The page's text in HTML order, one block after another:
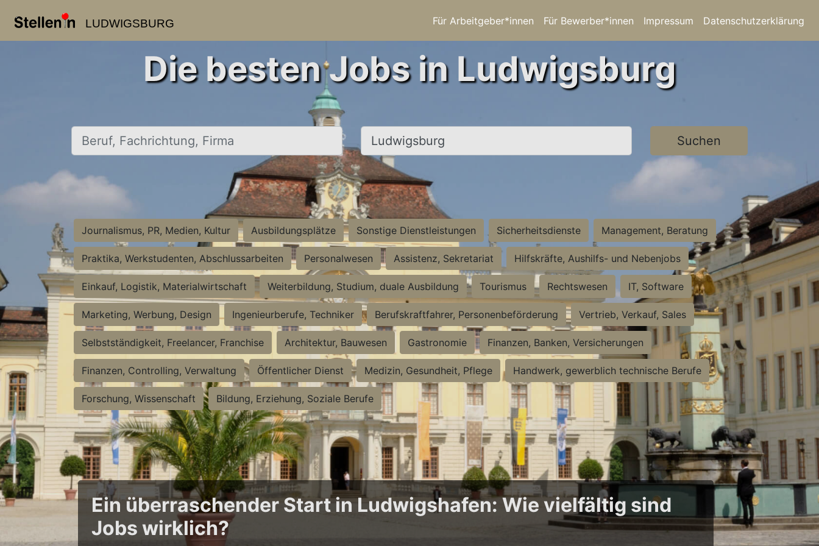
LUDWIGSBURG Für Arbeitgeber*innen Für Bewerber*innen Impressum Datenschutzerklärung
Die besten Jobs in Ludwigsburg
Beruf, Fachrichtung, Firma Ort, Stadt Suchen
Journalismus, PR, Medien, Kultur Ausbildungsplätze Sonstige Dienstleistungen Sicherheitsdienste Management, Beratung
Praktika, Werkstudenten, Abschlussarbeiten Personalwesen Assistenz, Sekretariat Hilfskräfte, Aushilfs- und Nebenjobs
Einkauf, Logistik, Materialwirtschaft Weiterbildung, Studium, duale Ausbildung Tourismus Rechtswesen IT, Software
Marketing, Werbung, Design Ingenieurberufe, Techniker Berufskraftfahrer, Personenbeförderung Vertrieb, Verkauf, Sales
Selbstständigkeit, Freelancer, Franchise Architektur, Bauwesen Gastronomie Finanzen, Banken, Versicherungen
Finanzen, Controlling, Verwaltung Öffentlicher Dienst Medizin, Gesundheit, Pflege Handwerk, gewerblich technische Berufe
Forschung, Wissenschaft Bildung, Erziehung, Soziale Berufe
Ein überraschender Start in Ludwigshafen: Wie vielfältig sind
Jobs wirklich?